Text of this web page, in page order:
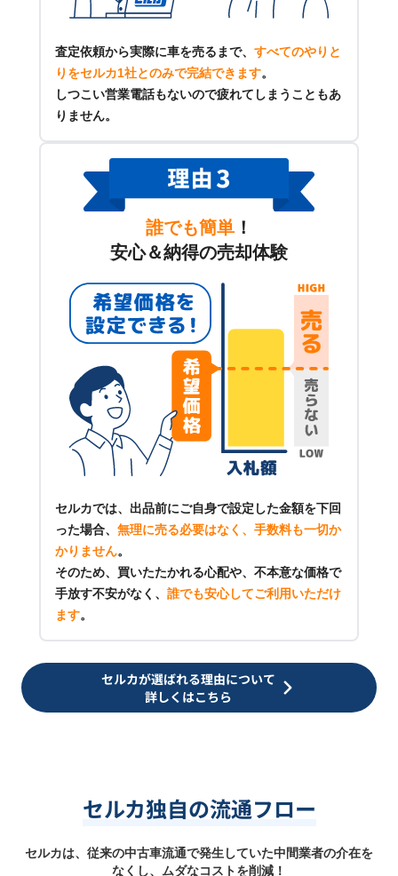
査定依頼から実際に車を売るまで、 すべてのやりと
りをセルカ1社とのみで完結できます。
しつこい営業電話もないので疲れてしまうこともあ
りません。
誰でも簡単 ！
安心＆納得の売却体験
セルカでは、出品前にご自身で設定した金額を下回
った場合、 無理に売る必要はなく、手数料も一切か
かりません。
そのため、買いたたかれる心配や、不本意な価格で
手放す不安がなく、 誰でも安心してご利用いただけ
ます。
セルカが選ばれる理由について
詳しくはこちら
セルカ独自の流通フロー
セルカは、従来の中古車流通で発生していた中間業者の介在を
なくし、ムダなコストを削減！